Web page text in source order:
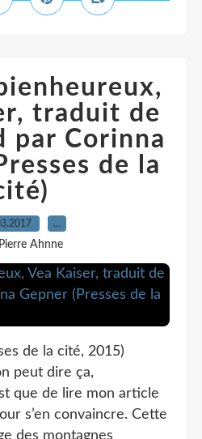
traduit de
par Corinna
de la
…
Ahnne
de la cité, 2015)
peut dire ça,
que de lire mon article
s’en convaincre. Cette
des montagnes